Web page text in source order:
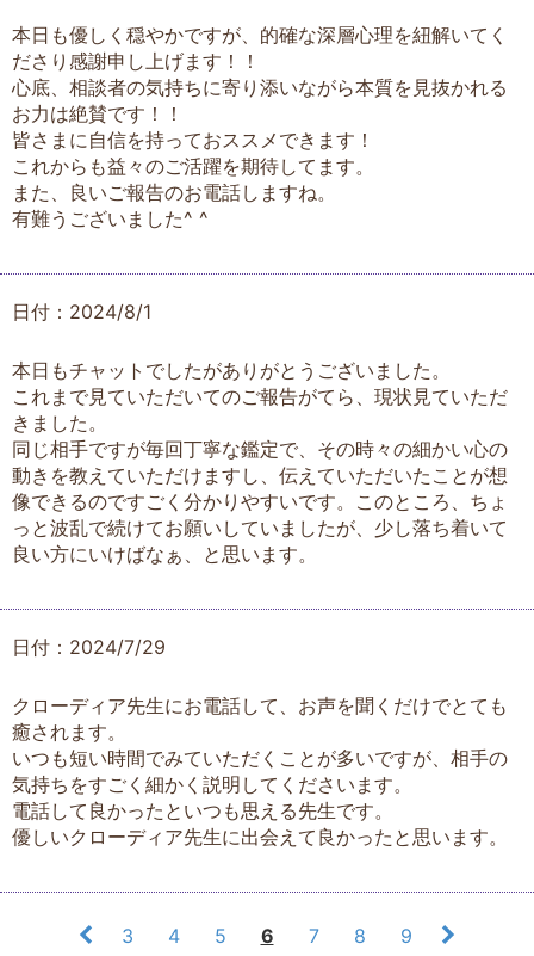
本日も優しく穏やかですが、的確な深層心理を紐解いてく
ださり感謝申し上げます！！
心底、相談者の気持ちに寄り添いながら本質を見抜かれる
お力は絶賛です！！
皆さまに自信を持っておススメできます！
これからも益々のご活躍を期待してます。
また、良いご報告のお電話しますね。
有難うございました^ ^
日付：2024/8/1
本日もチャットでしたがありがとうございました。
これまで見ていただいてのご報告がてら、現状見ていただ
きました。
同じ相手ですが毎回丁寧な鑑定で、その時々の細かい心の
動きを教えていただけますし、伝えていただいたことが想
像できるのですごく分かりやすいです。このところ、ちょ
っと波乱で続けてお願いしていましたが、少し落ち着いて
良い方にいけばなぁ、と思います。
日付：2024/7/29
クローディア先生にお電話して、お声を聞くだけでとても
癒されます。
いつも短い時間でみていただくことが多いですが、相手の
気持ちをすごく細かく説明してくださいます。
電話して良かったといつも思える先生です。
優しいクローディア先生に出会えて良かったと思います。
3 4 5 6 7 8 9